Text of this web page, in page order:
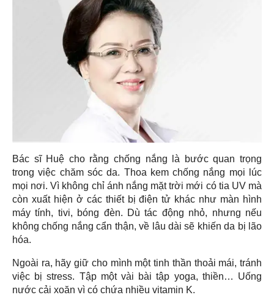
Bác sĩ Huệ cho rằng chống nắng là bước quan trọng
trong việc chăm sóc da. Thoa kem chống nắng mọi lúc
mọi nơi. Vì không chỉ ánh nắng mặt trời mới có tia UV mà
còn xuất hiện ở các thiết bị điện tử khác như màn hình
máy tính, tivi, bóng đèn. Dù tác động nhỏ, nhưng nếu
không chống nắng cẩn thận, về lâu dài sẽ khiến da bị lão
hóa.
Ngoài ra, hãy giữ cho mình một tinh thần thoải mái, tránh
việc bị stress. Tập một vài bài tập yoga, thiền… Uống
nước cải xoăn vì có chứa nhiều vitamin K.